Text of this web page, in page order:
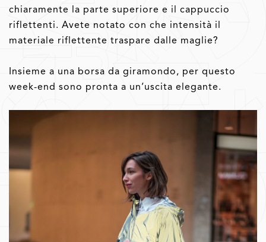
chiaramente la parte superiore e il cappuccio
riflettenti. Avete notato con che intensità il
materiale riflettente traspare dalle maglie?
Insieme a una borsa da giramondo, per questo
week-end sono pronta a un’uscita elegante.